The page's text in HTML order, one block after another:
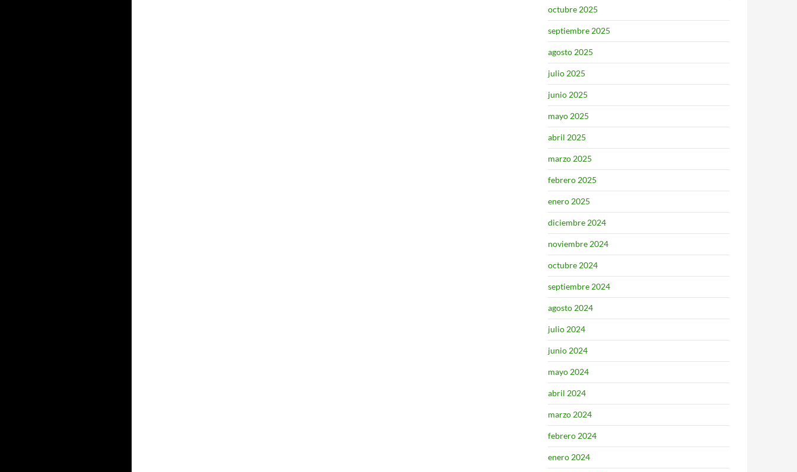
octubre 2025
septiembre 2025
agosto 2025
julio 2025
junio 2025
mayo 2025
abril 2025
marzo 2025
febrero 2025
enero 2025
diciembre 2024
noviembre 2024
octubre 2024
septiembre 2024
agosto 2024
julio 2024
junio 2024
mayo 2024
abril 2024
marzo 2024
febrero 2024
enero 2024